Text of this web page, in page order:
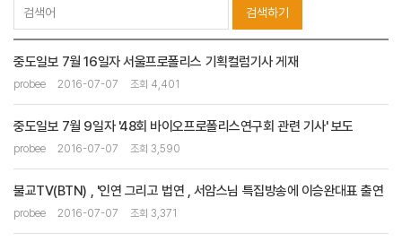
검색하기
중도일보 7월 16일자 서울프로폴리스 기획컬럼기사 게재
probee 2016-07-07 조회 4,401
중도일보 7월 9일자 '48회 바이오프로폴리스연구회 관련 기사' 보도
probee 2016-07-07 조회 3,590
불교TV(BTN) , '인연 그리고 법연 , 서암스님 특집방송에 이승완대표 출연
probee 2016-07-07 조회 3,371